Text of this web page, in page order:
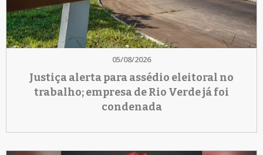
05/08/2026
Justiça alerta para assédio eleitoral no
trabalho; empresa de Rio Verde já foi
condenada